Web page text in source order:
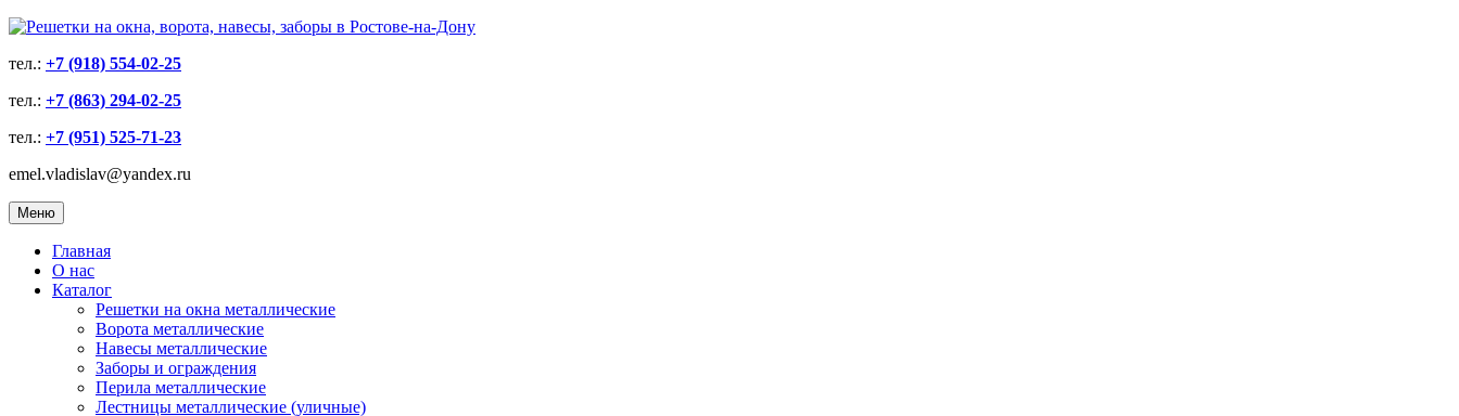
тел.: +7 (918) 554-02-25
тел.: +7 (863) 294-02-25
тел.: +7 (951) 525-71-23
emel.vladislav@yandex.ru
Меню
Главная
О нас
Каталог
Решетки на окна металлические
Ворота металлические
Навесы металлические
Заборы и ограждения
Перила металлические
Лестницы металлические (уличные)